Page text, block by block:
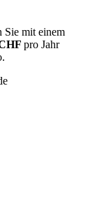
Sie mit einem
pro Jahr